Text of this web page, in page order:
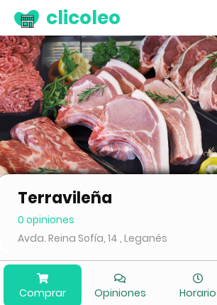
clicoleo
Terravileña
0 opiniones
Avda. Reina Sofía, 14 , Leganés
Comprar Opiniones Horario